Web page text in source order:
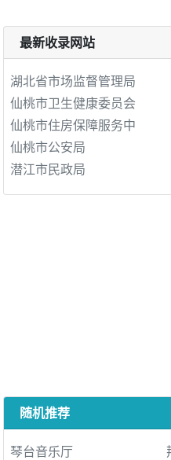
最新收录网站
湖北省市场监督管理局
仙桃市卫生健康委员会
仙桃市住房保障服务中
仙桃市公安局
潜江市民政局
随机推荐
琴台音乐厅